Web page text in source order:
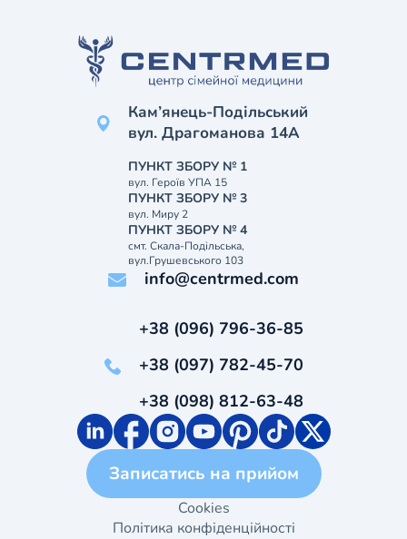
Кам’янець-Подільський
вул. Драгоманова 14А
ПУНКТ ЗБОРУ № 1
вул. Героїв УПА 15
ПУНКТ ЗБОРУ № 3
вул. Миру 2
ПУНКТ ЗБОРУ № 4
смт. Скала-Подільська,
вул.Грушевського 103
info@centrmed.com
+38 (096) 796-36-85
+38 (097) 782-45-70
+38 (098) 812-63-48
Записатись на прийом
Cookies
Політика конфіденційності